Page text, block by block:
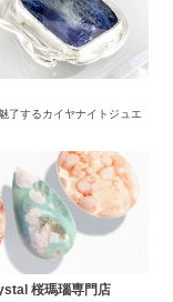
了するカイヤナイトジュエ
桜瑪瑙専門店